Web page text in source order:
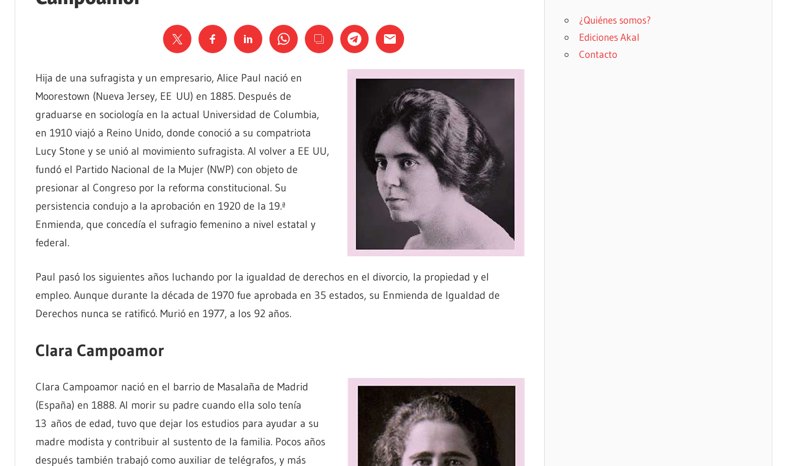
Hija de una sufragista y un empresario, Alice Paul nació en
Moorestown (Nueva Jersey, EE UU) en 1885. Después de
graduarse en sociología en la actual Universidad de Columbia,
en 1910 viajó a Reino Unido, donde conoció a su compatriota
Lucy Stone y se unió al movimiento sufragista. Al volver a EE UU,
fundó el Partido Nacional de la Mujer (NWP) con objeto de
presionar al Congreso por la reforma constitucional. Su
persistencia condujo a la aprobación en 1920 de la 19.ª
Enmienda, que concedía el sufragio femenino a nivel estatal y
federal.
Paul pasó los siguientes años luchando por la igualdad de derechos en el divorcio, la propiedad y el
empleo. Aunque durante la década de 1970 fue aprobada en 35 estados, su Enmienda de Igualdad de
Derechos nunca se ratificó. Murió en 1977, a los 92 años.
Clara Campoamor
Clara Campoamor nació en el barrio de Masalaña de Madrid
(España) en 1888. Al morir su padre cuando ella solo tenía
13 años de edad, tuvo que dejar los estudios para ayudar a su
madre modista y contribuir al sustento de la familia. Pocos años
después también trabajó como auxiliar de telégrafos, y más
¿Quiénes somos?
Ediciones Akal
Contacto